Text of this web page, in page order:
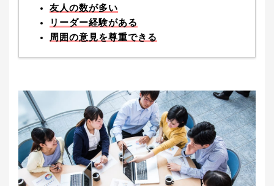
友人の数が多い
リーダー経験がある
周囲の意見を尊重できる